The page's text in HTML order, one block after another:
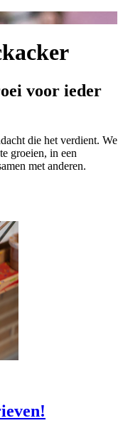
voor ieder
die het verdient. We
groeien, in een
met anderen.